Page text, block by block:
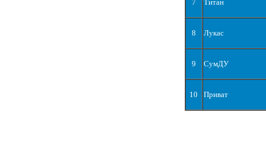
7 Титан
8 Лукас
9 СумДУ
10 Приват